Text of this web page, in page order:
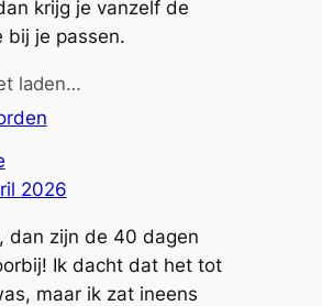
krijg je vanzelf de
bij je passen.
laden…
2026
dan zijn de 40 dagen
Ik dacht dat het tot
maar ik zat ineens